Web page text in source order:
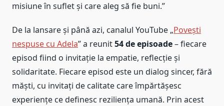
misiune în suflet și care aleg să fie buni.”
De la lansare și până azi, canalul YouTube „Povești
nespuse cu Adela” a reunit54 de episoade– fiecare
episod fiind o invitație la empatie, reflecție și
solidaritate. Fiecare episod este un dialog sincer, fără
măști, cu invitați de calitate care împărtășesc
experiențe ce definesc reziliența umană. Prin acest